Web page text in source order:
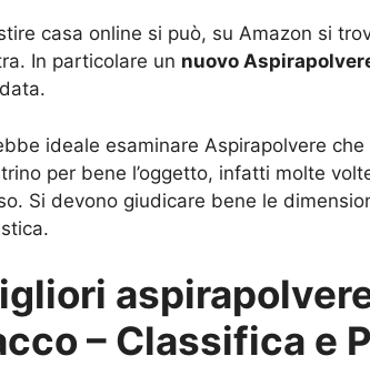
casa online si può, su Amazon si
In particolare un nuovo
ideale esaminare Aspirapolvere
per bene l’oggetto, infatti molte
Si devono giudicare bene le
– Classifica e